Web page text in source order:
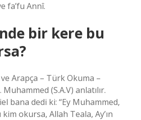
fa’fu Annî.
bir kere bu
Arapça – Türk Okuma –
(S.A.V) anlatılır.
bana dedi ki: “Ey Muhammed,
kim okursa, Allah Teala, Ay’ın